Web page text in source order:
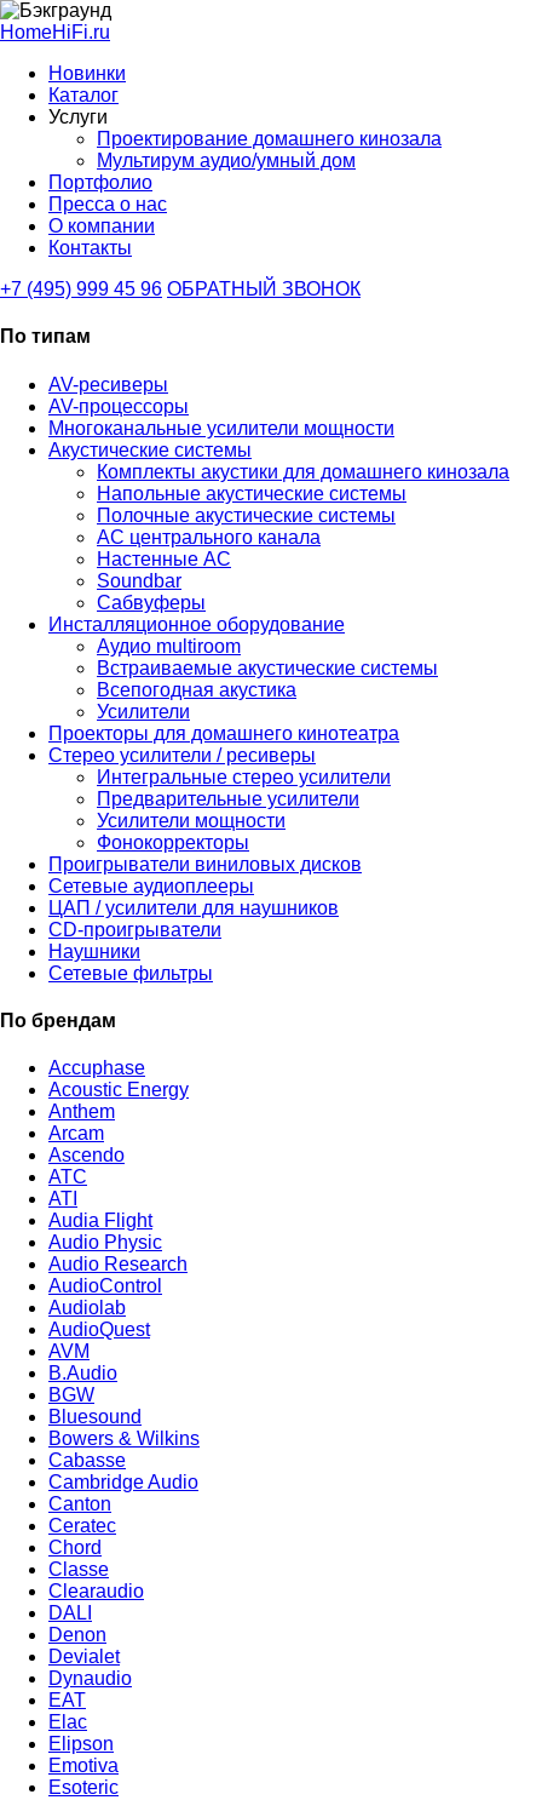
HomeHiFi.ru
Новинки
Каталог
Услуги
Проектирование домашнего кинозала
Мультирум аудио/умный дом
Портфолио
Пресса о нас
О компании
Контакты
+7 (495) 999 45 96 ОБРАТНЫЙ ЗВОНОК
По типам
AV-ресиверы
AV-процессоры
Многоканальные усилители мощности
Акустические системы
Комплекты акустики для домашнего кинозала
Напольные акустические системы
Полочные акустические системы
АС центрального канала
Настенные АС
Soundbar
Сабвуферы
Инсталляционное оборудование
Аудио multiroom
Встраиваемые акустические системы
Всепогодная акустика
Усилители
Проекторы для домашнего кинотеатра
Стерео усилители / ресиверы
Интегральные стерео усилители
Предварительные усилители
Усилители мощности
Фонокорректоры
Проигрыватели виниловых дисков
Сетевые аудиоплееры
ЦАП / усилители для наушников
CD-проигрыватели
Наушники
Сетевые фильтры
По брендам
Accuphase
Acoustic Energy
Anthem
Arcam
Ascendo
ATC
ATI
Audia Flight
Audio Physic
Audio Research
AudioControl
Audiolab
AudioQuest
AVM
B.Audio
BGW
Bluesound
Bowers & Wilkins
Cabasse
Cambridge Audio
Canton
Ceratec
Chord
Classe
Clearaudio
DALI
Denon
Devialet
Dynaudio
EAT
Elac
Elipson
Emotiva
Esoteric